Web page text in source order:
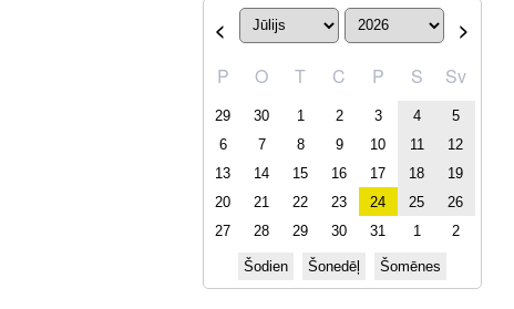
<
>
P
O T C P S Sv
29 30 1 2 3 4
5
6
7 8 9 10 11
12
13
14 15 16 17 18
19
20
21 22 23 24 25
26
27
28 29 30 31 1 2
Šodien Šonedēļ Šomēnes